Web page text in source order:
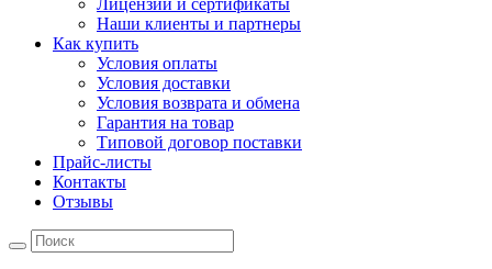
Лицензии и сертификаты
Наши клиенты и партнеры
Как купить
Условия оплаты
Условия доставки
Условия возврата и обмена
Гарантия на товар
Типовой договор поставки
Прайс-листы
Контакты
Отзывы